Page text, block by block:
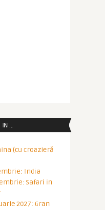
IN …
(cu croazieră
India
Safari in
2027: Gran